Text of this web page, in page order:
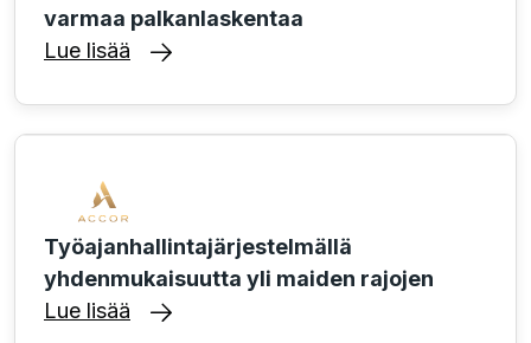
varmaa palkanlaskentaa
Lue lisää
Työajanhallintajärjestelmällä
yhdenmukaisuutta yli maiden rajojen
Lue lisää